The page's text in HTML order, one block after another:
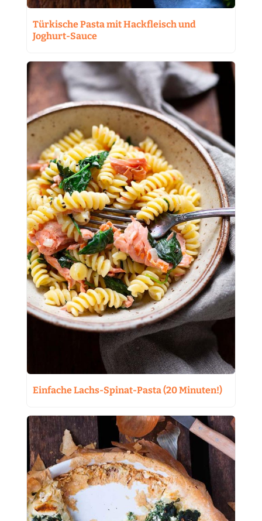
Türkische Pasta mit Hackfleisch und
Joghurt-Sauce
Einfache Lachs-Spinat-Pasta (20 Minuten!)